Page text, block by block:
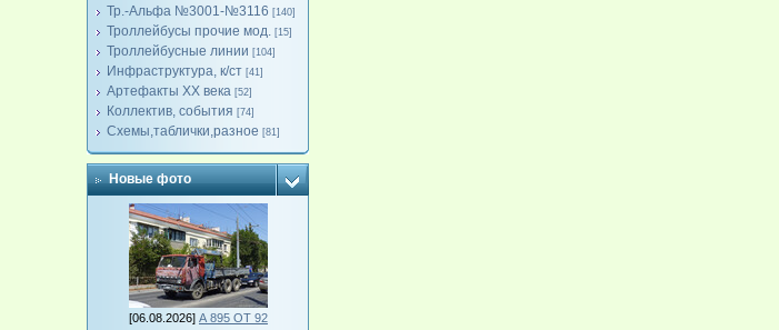
Тр.-Альфа №3001-№3116 [140]
Троллейбусы прочие мод. [15]
Троллейбусные линии [104]
Инфраструктура, к/ст [41]
Артефакты ХХ века [52]
Коллектив, события [74]
Схемы,таблички,разное [81]
Новые фото
[06.08.2026] А 895 ОТ 92